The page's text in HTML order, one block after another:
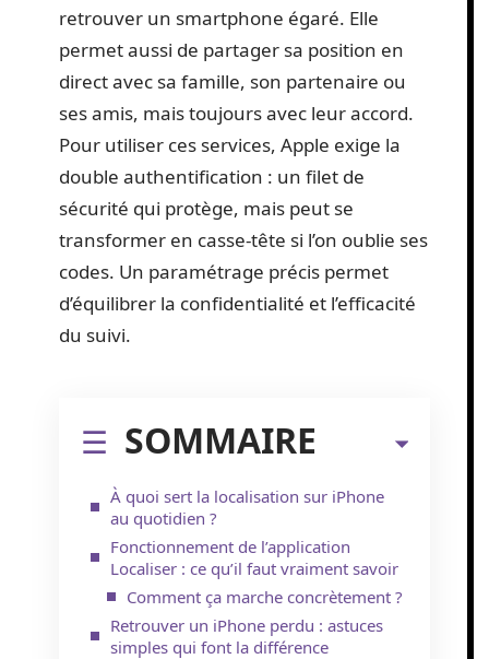
retrouver un smartphone égaré. Elle
permet aussi de partager sa position en
direct avec sa famille, son partenaire ou
ses amis, mais toujours avec leur accord.
Pour utiliser ces services, Apple exige la
double authentification : un filet de
sécurité qui protège, mais peut se
transformer en casse-tête si l’on oublie ses
codes. Un paramétrage précis permet
d’équilibrer la confidentialité et l’efficacité
du suivi.
SOMMAIRE
À quoi sert la localisation sur iPhone
au quotidien ?
Fonctionnement de l’application
Localiser : ce qu’il faut vraiment savoir
Comment ça marche concrètement ?
Retrouver un iPhone perdu : astuces
simples qui font la différence